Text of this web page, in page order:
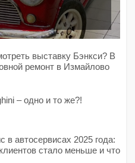
выставку Бэнкси? В
ремонт в Измайлово
– одно и то же?!
в автосервисах 2025 года:
стало меньше и что